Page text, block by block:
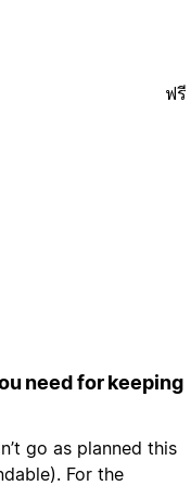
ฟรี
need for keeping
go as planned this
For the